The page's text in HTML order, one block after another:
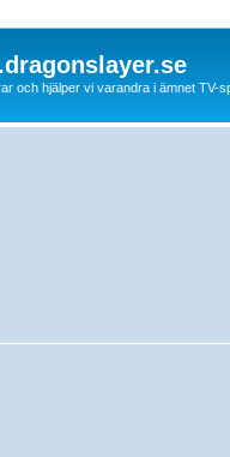
och hjälper vi varandra i ämnet TV-